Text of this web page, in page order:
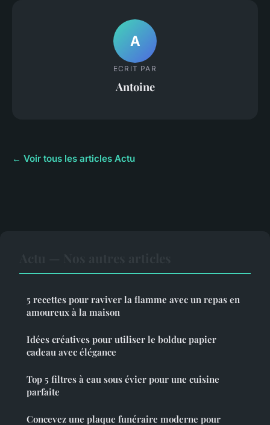
A
ECRIT PAR
Antoine
← Voir tous les articles Actu
5 recettes pour raviver la flamme avec un repas en
amoureux à la maison
Idées créatives pour utiliser le bolduc papier
cadeau avec élégance
Top 5 filtres à eau sous évier pour une cuisine
parfaite
Concevez une plaque funéraire moderne pour